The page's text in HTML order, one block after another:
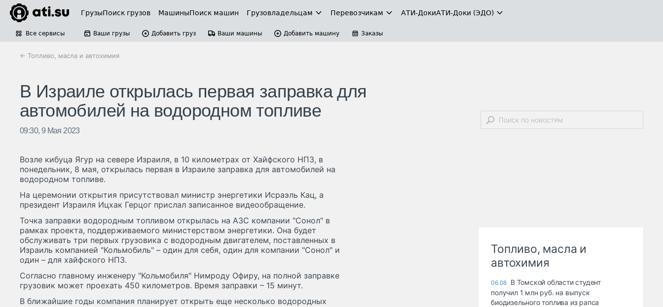
ГрузыПоиск грузов МашиныПоиск машин Грузовладельцам Перевозчикам АТИ-ДокиАТИ-Доки (ЭДО)
Все сервисы Ваши грузы Добавить груз Ваши машины Добавить машину Заказы
← Топливо, масла и автохимия
В Израиле открылась первая заправка для
автомобилей на водородном топливе
09:30, 9 Мая 2023
Возле кибуца Ягур на севере Израиля, в 10 километрах от Хайфского НПЗ, в
понедельник, 8 мая, открылась первая в Израиле заправка для автомобилей на
водородном топливе.
На церемонии открытия присутствовал министр энергетики Исраэль Кац, а
президент Израиля Ицхак Герцог прислал записанное видеообращение.
Точка заправки водородным топливом открылась на АЗС компании "Сонол" в
рамках проекта, поддерживаемого министерством энергетики. Она будет
обслуживать три первых грузовика с водородным двигателем, поставленных в
Израиль компанией "Кольмобиль" – один для себя, один для компании "Сонол" и
один – для хайфского НПЗ.
Согласно главному инженеру "Кольмобиля" Нимроду Офиру, на полной заправке
грузовик может проехать 450 километров. Время заправки – 15 минут.
В ближайшие годы компания планирует открыть еще несколько водородных
Топливо, масла и
автохимия
06.08 В Томской области студент
получил 1 млн руб. на выпуск
биодизельного топлива из рапса